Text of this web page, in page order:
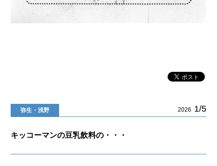
弥生・浅野 2026 1/5
キッコーマンの豆乳飲料の・・・